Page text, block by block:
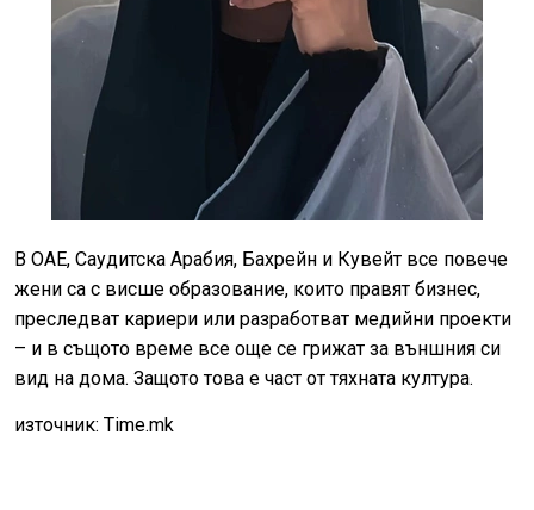
В ОАЕ, Саудитска Арабия, Бахрейн и Кувейт все повече
жени са с висше образование, които правят бизнес,
преследват кариери или разработват медийни проекти
– и в същото време все още се грижат за външния си
вид на дома. Защото това е част от тяхната култура.
източник: Time.mk